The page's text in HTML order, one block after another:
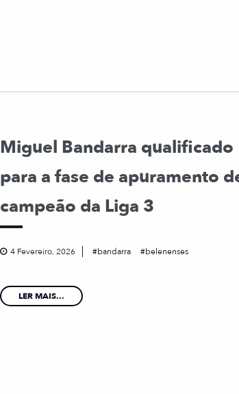
Miguel Bandarra qualificado
para a fase de apuramento
campeão da Liga 3
4 Fevereiro, 2026 bandarra belenenses
LER MAIS...